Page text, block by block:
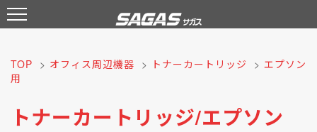
TOP > オフィス周辺機器 > トナーカートリッジ > エプソン
用
トナーカートリッジ/エプソン